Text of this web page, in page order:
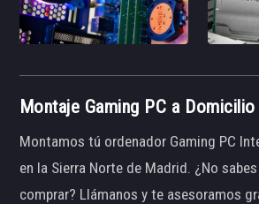
Montaje Gaming PC a Domicilio
Montamos tú ordenador Gaming PC
en la Sierra Norte de Madrid. ¿No
comprar? Llámanos y te asesoramos